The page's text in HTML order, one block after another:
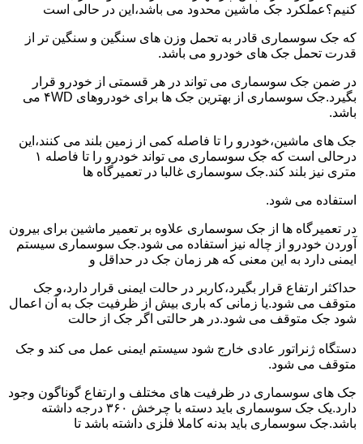
کنیم؟عملکرد جک ماشین محدود می باشد،این در حالی است
که جک سوسماری قادر به تحمل وزن های سنگین و سنگین تر از
قدرت تحمل جک های خودرو می باشد.
در ضمن جک سوسماری می تواند در هر قسمتی از خودرو قرار
بگیرد.جک سوسماری از بهترین جک ها برای خودروهای ۴WD می
باشد.
جک های ماشین،خودرو را تا فاصله کمی از زمین بلند می کنند،این
درحالی است که جک سوسماری می تواند خودرو را تا فاصله ۱
متری نیز بلند کند.جک سوسماری غالبا در تعمیرگاه ها
استفاده می شود.
در تعمیرگاه ها از جک سوسماری علاوه بر تعمیر ماشین برای بیرون
آوردن خودرو از چاله نیز استفاده می شود.جک سوسماری سیستم
ایمنی دارد به این معنی که هر زمان جک در حداقل و
حداکثر ارتفاع قرار بگیرد،کاربر در حالت ایمنی قرار دارد،و جک
متوقف می شود.یا زمانی که باری بیش از ظرفیت جک به آن اعمال
شود جک متوقف می شود.در هر حالتی اگر جک از حالت
دستگاه ژنراتور عادی خارج شود سیستم ایمنی عمل می کند و جک
متوقف می شود.
جک های سوسماری در ظرفیت های مختلف و ارتفاع گوناگون وجود
دارد.یک جک سوسماری باید دسته با چرخش ۳۶۰ درجه داشته
باشد.جک سوسماری باید بدنه کاملا فلزی داشته باشد تا